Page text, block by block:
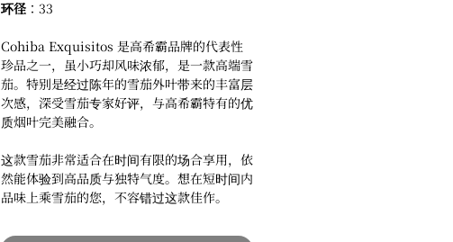
环径 ：33
Cohiba Exquisitos 是高希霸品牌的代表性
珍品之一，虽小巧却风味浓郁，是一款高端雪
茄。特别是经过陈年的雪茄外叶带来的丰富层
次感，深受雪茄专家好评，与高希霸特有的优
质烟叶完美融合。
这款雪茄非常适合在时间有限的场合享用，依
然能体验到高品质与独特气度。想在短时间内
品味上乘雪茄的您，不容错过这款佳作。